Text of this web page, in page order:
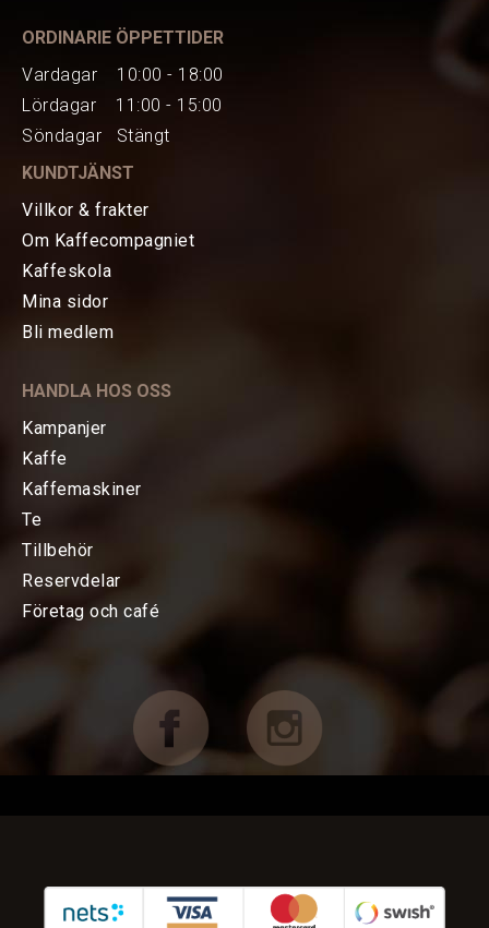
HEM
TE
KAFFEMASKINER
Baristatillbehör
Choklad mm
Böcker & Kort
ORDINARIE ÖPPETTIDER
Vardagar 10:00 - 18:00
Lördagar 11:00 - 15:00
Söndagar Stängt
KUNDTJÄNST
Villkor & frakter
Om Kaffecompagniet
Kaffeskola
Mina sidor
Bli medlem
HANDLA HOS OSS
Kampanjer
Kaffe
Kaffemaskiner
Te
Tillbehör
Reservdelar
Företag och café